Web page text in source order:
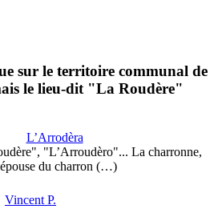
sur le territoire communal de
le lieu-dit "La Roudère"
L’Arrodèra
"L’Arroudèro"... La charronne,
du charron (…)
Vincent P.